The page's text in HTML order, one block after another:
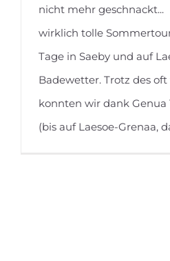
nicht mehr
wirklich tolle
Tage in Saeby und auf
Badewetter. Trotz des
konnten wir dank Genua
(bis auf Laesoe-Grenaa,